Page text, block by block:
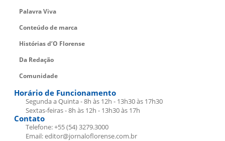
Palavra Viva
Conteúdo de marca
Histórias d’O Florense
Da Redação
Comunidade
Horário de Funcionamento
Segunda a Quinta - 8h às 12h - 13h30 às 17h30
Sextas-feiras - 8h às 12h - 13h30 às 17h
Contato
Telefone: +55 (54) 3279.3000
Email: editor@jornaloflorense.com.br